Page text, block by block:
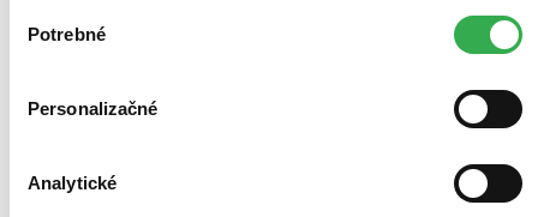
keby sme mohli používať všetky tieto cookies. Ďakujeme!
súhlasu
Potrebné
Personalizačné
Analytické